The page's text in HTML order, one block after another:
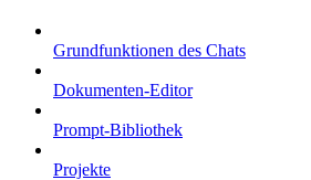
Grundfunktionen des Chats
Dokumenten-Editor
Prompt-Bibliothek
Projekte